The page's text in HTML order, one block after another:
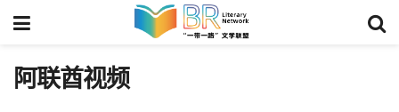
阿联酋视频